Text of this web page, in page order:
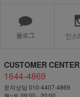
CUSTOMER CENTER
1644-4869
문자상담 010-4407-4869
월~토 09:00 - 20:00